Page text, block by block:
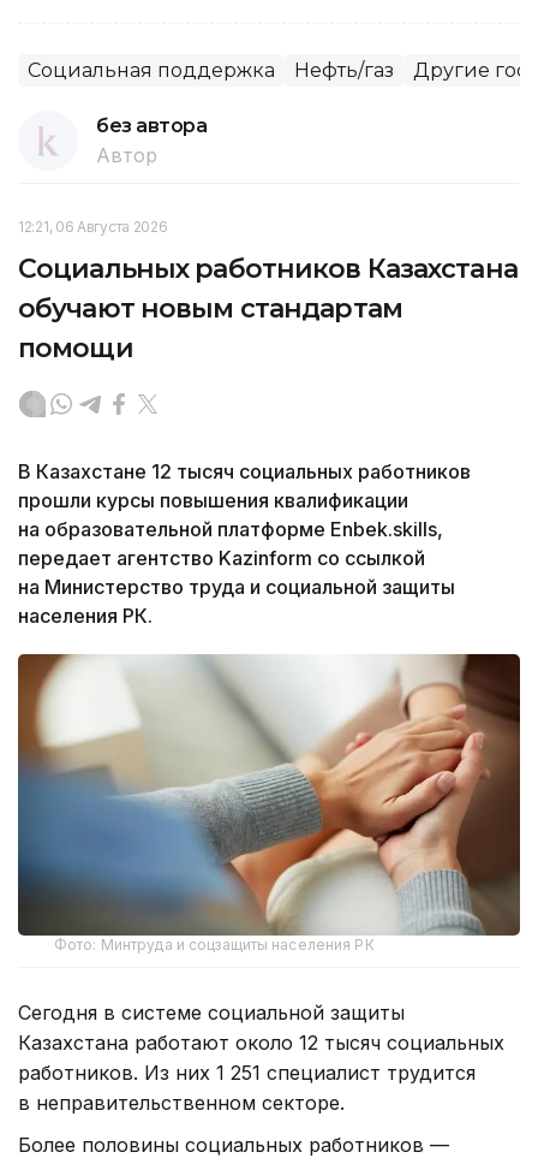
Социальная поддержка Нефть/газ Другие
без автора
Автор
12:21, 06 Августа 2026
Социальных работников Казахстана
обучают новым стандартам
помощи
В Казахстане 12 тысяч социальных работников
прошли курсы повышения квалификации
на образовательной платформе Enbek.skills,
передает агентство Kazinform со ссылкой
на Министерство труда и социальной защиты
населения РК.
Фото: Минтруда и соцзащиты населения РК
Сегодня в системе социальной защиты
Казахстана работают около 12 тысяч социальных
работников. Из них 1 251 специалист трудится
в неправительственном секторе.
Более половины социальных работников —